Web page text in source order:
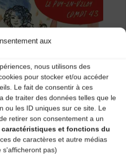
aux
nous utilisons des
pour stocker et/ou accéder
Le fait de consentir à ces
de traiter des données telles que le
ou les ID uniques sur ce site. Le
retirer son consentement a un
et fonctions du
de caractères et autre médias
s'afficheront pas)